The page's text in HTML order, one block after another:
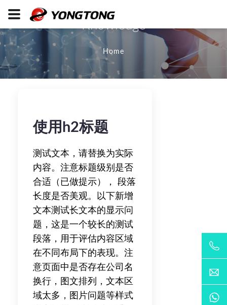
Knowledge
Home
使用h2标题
测试文本，请替换为实际
内容。注意标题级别是否
合适（已做提示）， 段落
长度是否美观。以下新增
文本测试长文本的显示问
题，这是一个较长的测试
段落，用于评估内容区域
在不同布局下的表现。注
意页面中是否存在公司名
换行，图文排列，文本区
域太多，图片问题等样式